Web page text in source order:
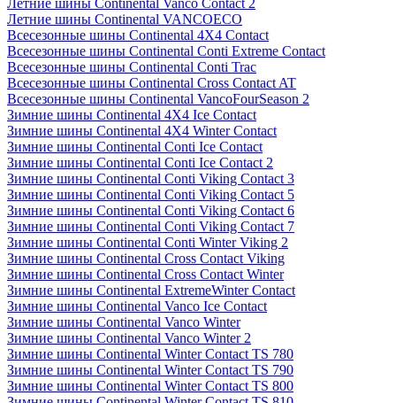
Летние шины Continental Vanco Contact 2
Летние шины Continental VANCOECO
Всесезонные шины Continental 4X4 Contact
Всесезонные шины Continental Conti Extreme Contact
Всесезонные шины Continental Conti Trac
Всесезонные шины Continental Cross Contact AT
Всесезонные шины Continental VancoFourSeason 2
Зимние шины Continental 4X4 Ice Contact
Зимние шины Continental 4X4 Winter Contact
Зимние шины Continental Conti Ice Contact
Зимние шины Continental Conti Ice Contact 2
Зимние шины Continental Conti Viking Contact 3
Зимние шины Continental Conti Viking Contact 5
Зимние шины Continental Conti Viking Contact 6
Зимние шины Continental Conti Viking Contact 7
Зимние шины Continental Conti Winter Viking 2
Зимние шины Continental Cross Contact Viking
Зимние шины Continental Cross Contact Winter
Зимние шины Continental ExtremeWinter Contact
Зимние шины Continental Vanco Ice Contact
Зимние шины Continental Vanco Winter
Зимние шины Continental Vanco Winter 2
Зимние шины Continental Winter Contact TS 780
Зимние шины Continental Winter Contact TS 790
Зимние шины Continental Winter Contact TS 800